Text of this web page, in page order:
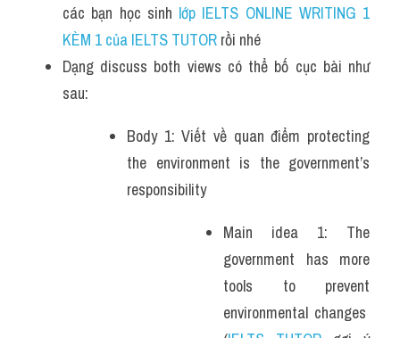
các bạn học sinh lớp IELTS ONLINE WRITING 1
KÈM 1 của IELTS TUTOR rồi nhé
Dạng discuss both views có thể bố cục bài như
sau:
Body 1: Viết về quan điểm protecting
the environment is the government’s
responsibility
Main idea 1: The
government has more
tools to prevent
environmental changes